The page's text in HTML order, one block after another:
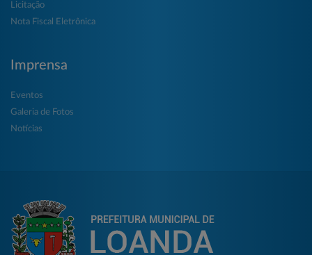
Licitação
Nota Fiscal Eletrônica
Imprensa
Eventos
Galeria de Fotos
Notícias